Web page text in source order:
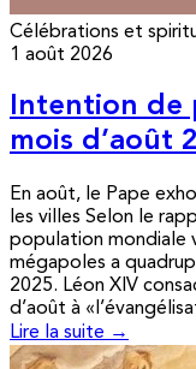
Célébrations et
1 août 2026
Intention de
mois d’août
En août, le Pape
les villes Selon le
population mondiale
mégapoles a
2025. Léon XIV
d’août à
Lire la suite →